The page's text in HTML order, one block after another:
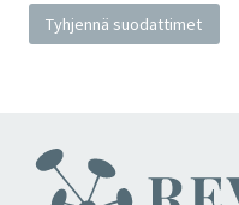
Tyhjennä suodattimet